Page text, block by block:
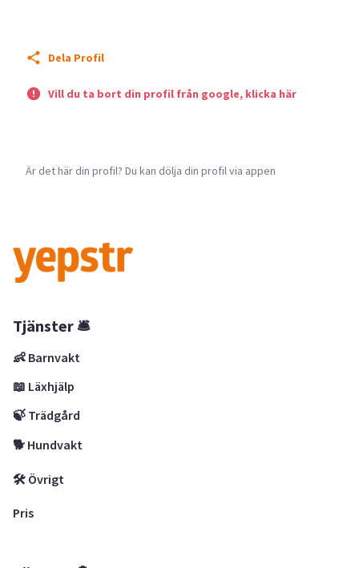
Dela Profil
Vill du ta bort din profil från google, klicka här
Är det här din profil? Du kan dölja din profil via appen
Tjänster 🛎
👶 Barnvakt
📖 Läxhjälp
🍃 Trädgård
🐕 Hundvakt
🛠 Övrigt
Pris